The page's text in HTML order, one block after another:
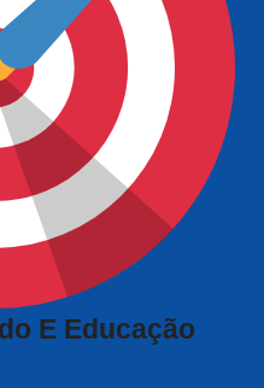
E Educação